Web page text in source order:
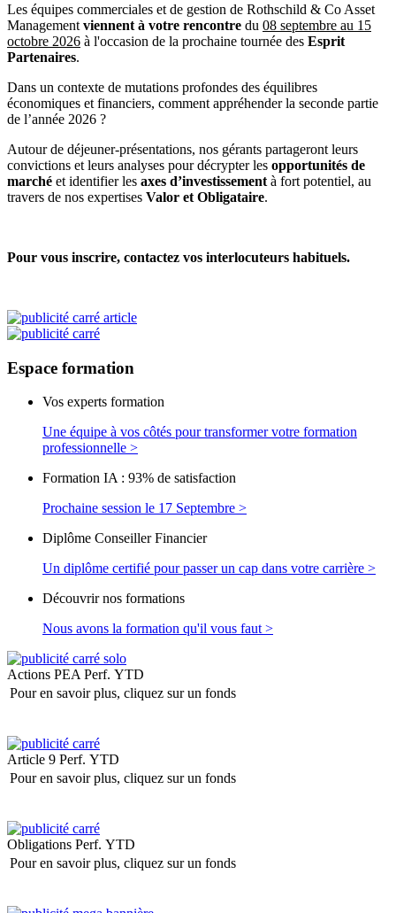
Les équipes commerciales et de gestion de Rothschild & Co Asset
Management viennent à votre rencontre du 08 septembre au 15
octobre 2026 à l'occasion de la prochaine tournée des Esprit
Partenaires.
Dans un contexte de mutations profondes des équilibres
économiques et financiers, comment appréhender la seconde partie
de l’année 2026 ?
Autour de déjeuner-présentations, nos gérants partageront leurs
convictions et leurs analyses pour décrypter les opportunités de
marché et identifier les axes d’investissement à fort potentiel, au
travers de nos expertises Valor et Obligataire.
Pour vous inscrire, contactez vos interlocuteurs habituels.
Espace formation
Vos experts formation
Une équipe à vos côtés pour transformer votre formation
professionnelle >
Formation IA : 93% de satisfaction
Prochaine session le 17 Septembre >
Diplôme Conseiller Financier
Un diplôme certifié pour passer un cap dans votre carrière >
Découvrir nos formations
Nous avons la formation qu'il vous faut >
Actions PEA Perf. YTD
Pour en savoir plus, cliquez sur un fonds
Article 9 Perf. YTD
Pour en savoir plus, cliquez sur un fonds
Obligations Perf. YTD
Pour en savoir plus, cliquez sur un fonds